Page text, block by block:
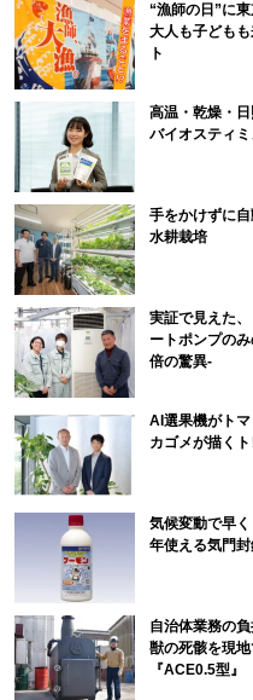
“漁師の日”に
大人も子ども
ト
高温・乾燥・日
バイオスティ
手をかけずに
水耕栽培
実証で見えた
ートポンプの
倍の驚異-
AI選果機がト
カゴメが描く
気候変動で早
年使える気門封
自治体業務の
獣の死骸を現
『ACE0.5型』